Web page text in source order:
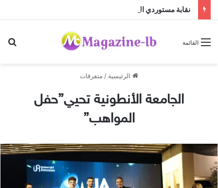
القائمة
الرئيسية / متفرقات
الجامعة الأنطونية تحيي”حفل
المواهب”